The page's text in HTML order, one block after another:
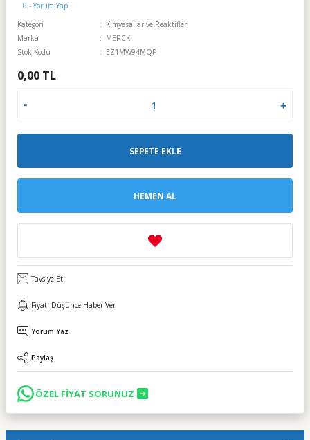
0 - Yorum Yap
Kategori
Kimyasallar ve Reaktifler
Marka
MERCK
Stok Kodu
EZ1MW94MQF
0,00 TL
SEPETE EKLE
HEMEN AL
Tavsiye Et
Fiyatı Düşünce Haber Ver
Yorum Yaz
Paylaş
ÖZEL FİYAT SORUNUZ